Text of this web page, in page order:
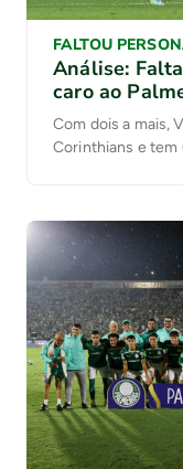
FALTOU
Análise:
caro ao
Com dois a mais,
Corinthians e tem